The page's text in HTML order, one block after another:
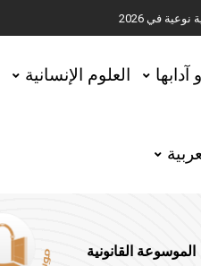
في 2026
آدابها العلوم الإنسانية
الموسوعة القانونية